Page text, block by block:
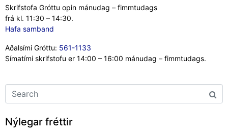
Skrifstofa Gróttu opin mánudag – fimmtudags
frá kl. 11:30 – 14:30.
Hafa samband
Aðalsími Gróttu: 561-1133
Símatími skrifstofu er 14:00 – 16:00 mánudag – fimmtudags.
Nýlegar fréttir